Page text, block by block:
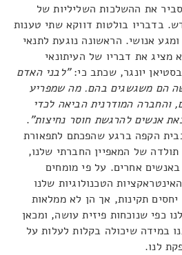
את ההשלכות השליליות של
בדבריו בולטות דווקא שתי טענות
אנושי. הראשונה נוגעת לתנאי
את דבריו של העיתונאי
יונגר, שכתב כי:"לבני האדם
הם משגשגים בהם. מה שמפריע
והחברה המודרנית הביאה לכדי
אנשים להרגשת חוסר נחיצות".
הקפה ברגע שהפכתם לתפאורת
של המאפיין החברתי שלנו,
אחרים. על פי מומחים
הטכנולוגיות שלנו
תקינות, אך הן לא ממלאות
כפי שנוכחות פיזית עושה, ומכאן
במידה שיכולה בקלות לעלות על
לנו.